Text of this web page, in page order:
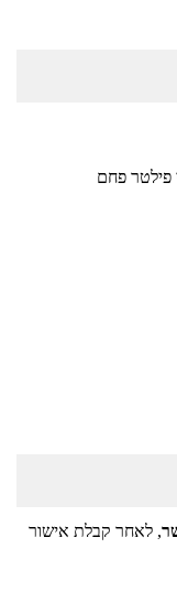
פילטר פחם
, לאחר קבלת אישור